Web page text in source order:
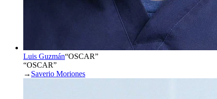
Luis Guzmán“OSCAR”
“OSCAR”
→ Saverio Moriones